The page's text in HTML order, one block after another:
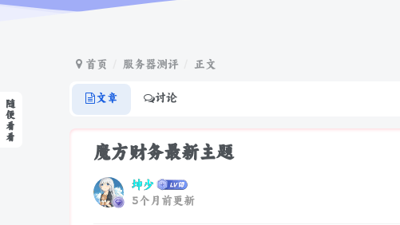
首页 服务器测评 正文
文章 讨论
魔方财务最新主题
坤少
5个月前更新
随
便
看
看